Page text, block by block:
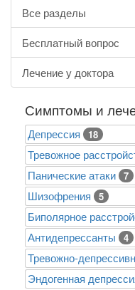
Все разделы
Бесплатный вопрос
Лечение у доктора
Симптомы и
Депрессия 18
Тревожное
Панические атаки 7
Шизофрения 5
Биполярное
Антидепрессанты 4
Тревожно-
Эндогенная